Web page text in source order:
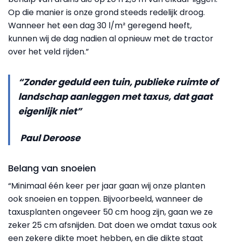
Op die manier is onze grond steeds redelijk droog.
Wanneer het een dag 30 l/m² geregend heeft,
kunnen wij de dag nadien al opnieuw met de tractor
over het veld rijden.”
“Zonder geduld een tuin, publieke ruimte of
landschap aanleggen met taxus, dat gaat
eigenlijk niet”
Paul Deroose
Belang van snoeien
“Minimaal één keer per jaar gaan wij onze planten
ook snoeien en toppen. Bijvoorbeeld, wanneer de
taxusplanten ongeveer 50 cm hoog zijn, gaan we ze
zeker 25 cm af­snijden. Dat doen we omdat taxus ook
een zekere dikte moet hebben, en die dikte staat